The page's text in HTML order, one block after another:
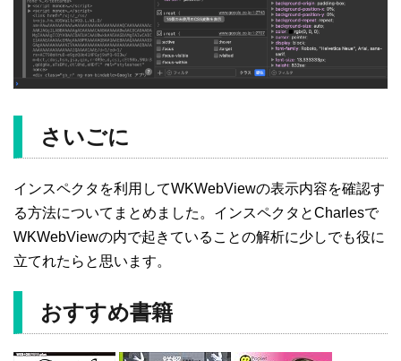
さいごに
インスペクタを利用してWKWebViewの表示内容を確認す
る方法についてまとめました。インスペクタとCharlesで
WKWebViewの内で起きていることの解析に少しでも役に
立てれたらと思います。
おすすめ書籍